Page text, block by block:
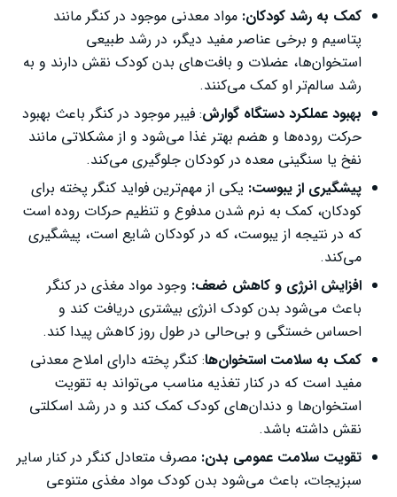
کمک به رشد کودکان: مواد معدنی موجود در کنگر مانند
پتاسیم و برخی عناصر مفید دیگر، در رشد طبیعی
استخوان‌ها، عضلات و بافت‌های بدن کودک نقش دارند و به
رشد سالم‌تر او کمک می‌کنند.
بهبود عملکرد دستگاه گوارش: فیبر موجود در کنگر باعث بهبود
حرکت روده‌ها و هضم بهتر غذا می‌شود و از مشکلاتی مانند
نفخ یا سنگینی معده در کودکان جلوگیری می‌کند.
پیشگیری از یبوست: یکی از مهم‌ترین فواید کنگر پخته برای
کودکان، کمک به نرم شدن مدفوع و تنظیم حرکات روده است
که در نتیجه از یبوست، که در کودکان شایع است، پیشگیری
می‌کند.
افزایش انرژی و کاهش ضعف: وجود مواد مغذی در کنگر
باعث می‌شود بدن کودک انرژی بیشتری دریافت کند و
احساس خستگی و بی‌حالی در طول روز کاهش پیدا کند.
کمک به سلامت استخوان‌ها: کنگر پخته دارای املاح معدنی
مفید است که در کنار تغذیه مناسب می‌تواند به تقویت
استخوان‌ها و دندان‌های کودک کمک کند و در رشد اسکلتی
نقش داشته باشد.
تقویت سلامت عمومی بدن: مصرف متعادل کنگر در کنار سایر
سبزیجات، باعث می‌شود بدن کودک مواد مغذی متنوعی